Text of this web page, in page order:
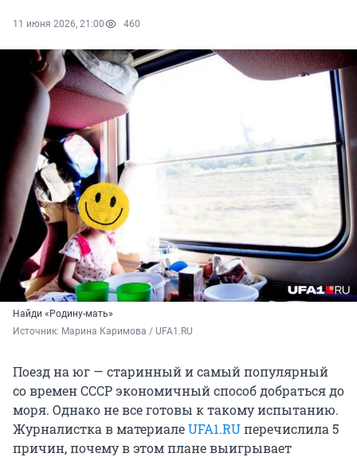
11 июня 2026, 21:00 460
Найди «Родину-мать»
Источник: Марина Каримова / UFA1.RU
Поезд на юг — старинный и самый популярный
со времен СССР экономичный способ добраться до
моря. Однако не все готовы к такому испытанию.
Журналистка в материалеUFA1.RUперечислила 5
причин, почему в этом плане выигрывает